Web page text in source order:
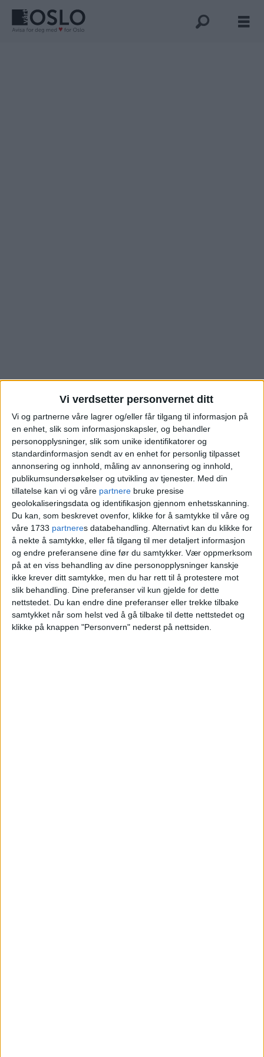
Vi verdsetter personvernet ditt
Vi og partnerne våre lagrer og/eller får tilgang til informasjon på
en enhet, slik som informasjonskapsler, og behandler
personopplysninger, slik som unike identifikatorer og
standardinformasjon sendt av en enhet for personlig tilpasset
annonsering og innhold, måling av annonsering og innhold,
publikumsundersøkelser og utvikling av tjenester. Med din
tillatelse kan vi og våre partnere bruke presise
geolokaliseringsdata og identifikasjon gjennom enhetsskanning.
Du kan, som beskrevet ovenfor, klikke for å samtykke til våre og
våre 1733 partneres databehandling. Alternativt kan du klikke for
å nekte å samtykke, eller få tilgang til mer detaljert informasjon
og endre preferansene dine før du samtykker. Vær oppmerksom
på at en viss behandling av dine personopplysninger kanskje
ikke krever ditt samtykke, men du har rett til å protestere mot
slik behandling. Dine preferanser vil kun gjelde for dette
nettstedet. Du kan endre dine preferanser eller trekke tilbake
samtykket når som helst ved å gå tilbake til dette nettstedet og
klikke på knappen "Personvern" nederst på nettsiden.
Se hva denne boligen i
Huitfeldts gate i Vika
ble kjøpt for
Blokkleilighet i Vika skiftet eiere fra Annie
Norenberg Stenersen til Jørgen Klophmann
og Ingeborg Gjersdal.
VårtOslo
PUBLISERT 08.07.2026 - 09:08